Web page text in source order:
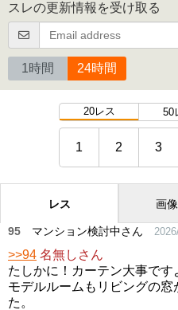
スレの更新情報を受け取る
1時間 24時間
20レス 50
1 2 3
レス 画
95 マンション検討中さん
>>94 名無しさん
たしかに！カーテン大事です
モデルルームもリビングの
た。